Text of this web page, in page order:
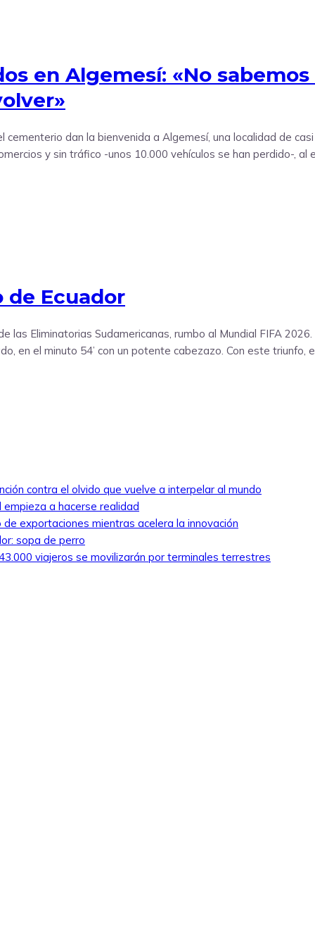
en Algemesí: «No
dan la bienvenida a Algemesí, una localidad de
y sin tráfico -unos 10.000 vehículos se han perdido-, al
de Ecuador
Eliminatorias Sudamericanas, rumbo al Mundial FIFA
en el minuto 54’ con un potente cabezazo. Con este triunfo,
contra el olvido que vuelve a interpelar al mundo
empieza a hacerse realidad
exportaciones mientras acelera la innovación
sopa de perro
viajeros se movilizarán por terminales terrestres